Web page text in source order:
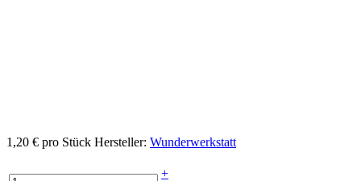
1,20 € pro Stück Hersteller: Wunderwerkstatt
+